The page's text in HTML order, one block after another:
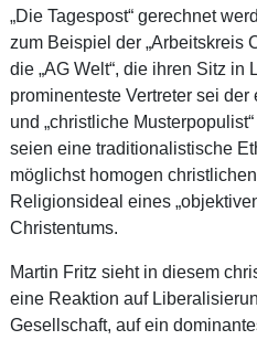
„Die Tagespost“ gerechnet
zum Beispiel der „Arbeitskreis
die „AG Welt“, die ihren Sitz in
prominenteste Vertreter sei
und „christliche
seien eine traditionalistische
möglichst homogen
Religionsideal eines
Christentums.
Martin Fritz sieht in diesem
eine Reaktion auf
Gesellschaft, auf ein